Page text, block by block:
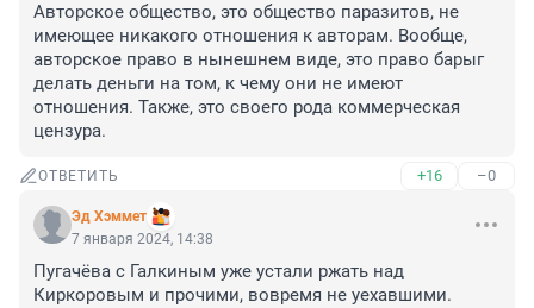
Авторское общество, это общество паразитов, не
имеющее никакого отношения к авторам. Вообще,
авторское право в нынешнем виде, это право барыг
делать деньги на том, к чему они не имеют
отношения. Также, это своего рода коммерческая
цензура.
ОТВЕТИТЬ +16 –0
Эд Хэммет
7 января 2024, 14:38
Пугачёва с Галкиным уже устали ржать над
Киркоровым и прочими, вовремя не уехавшими.